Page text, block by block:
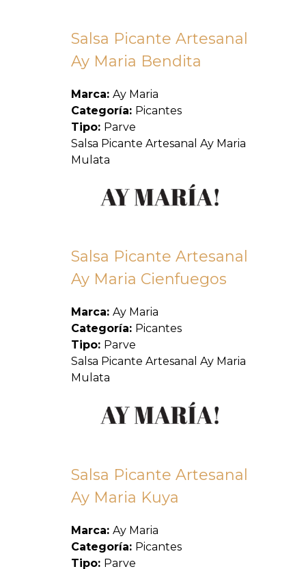
Salsa Picante Artesanal
Ay Maria Bendita
Marca: Ay Maria
Categoría: Picantes
Tipo: Parve
Salsa Picante Artesanal Ay Maria
Mulata
Salsa Picante Artesanal
Ay Maria Cienfuegos
Marca: Ay Maria
Categoría: Picantes
Tipo: Parve
Salsa Picante Artesanal Ay Maria
Mulata
Salsa Picante Artesanal
Ay Maria Kuya
Marca: Ay Maria
Categoría: Picantes
Tipo: Parve